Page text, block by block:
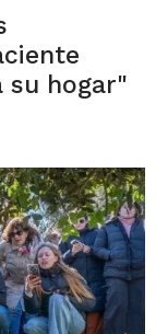
su hogar"